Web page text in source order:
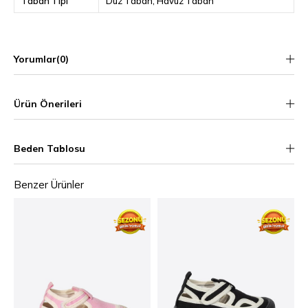
Yorumlar(0)
Ürün Önerileri
Beden Tablosu
Benzer Ürünler